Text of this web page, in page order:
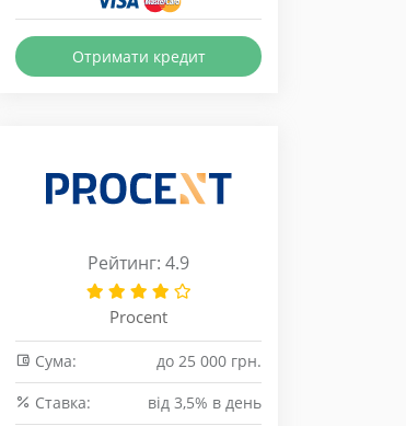
Отримати кредит
Рейтинг: 4.9
Procent
Сума:
до 25 000 грн.
Cтавка:
від 3,5% в день